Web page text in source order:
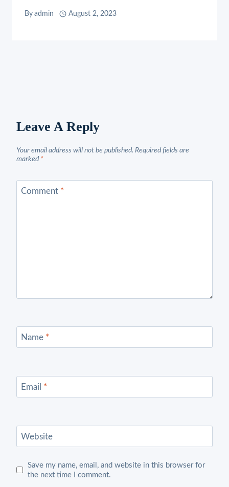
By admin August 2, 2023
Leave A Reply
Your email address will not be published. Required fields are
marked *
Comment *
Name *
Email *
Website
Save my name, email, and website in this browser for
the next time I comment.